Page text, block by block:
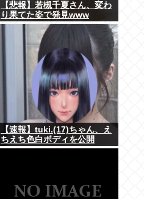
【悲報】若槻千夏さん、変わ
り果てた姿で発見www
【速報】tuki.(17)ちゃん、え
ちえち色白ボディを公開
www